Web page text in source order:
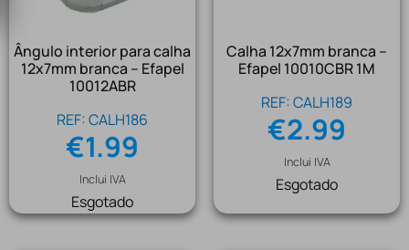
Ângulo interior para calha
12x7mm branca – Efapel
10012ABR
REF: CALH186
€1.99
Inclui IVA
Esgotado
Calha 12x7mm branca –
Efapel 10010CBR 1M
REF: CALH189
€2.99
Inclui IVA
Esgotado